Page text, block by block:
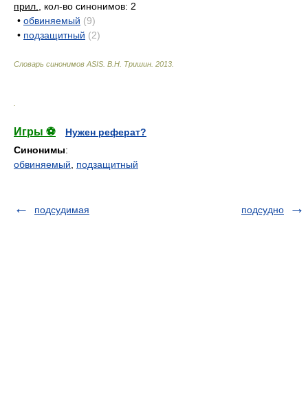
прил.
, кол-во синонимов: 2
• обвиняемый (9)
• подзащитный (2)
Словарь синонимов ASIS. В.Н. Тришин 2013
Игры ⚽
Нужен реферат?
Синонимы:
обвиняемый
подзащитный
подсудимая подсудно